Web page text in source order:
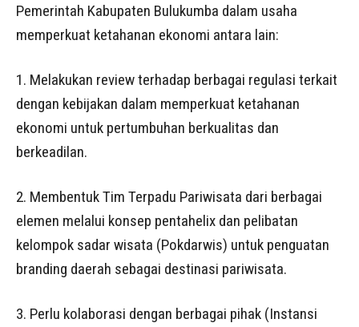
Pemerintah Kabupaten Bulukumba dalam usaha
memperkuat ketahanan ekonomi antara lain:
1. Melakukan review terhadap berbagai regulasi terkait
dengan kebijakan dalam memperkuat ketahanan
ekonomi untuk pertumbuhan berkualitas dan
berkeadilan.
2. Membentuk Tim Terpadu Pariwisata dari berbagai
elemen melalui konsep pentahelix dan pelibatan
kelompok sadar wisata (Pokdarwis) untuk penguatan
branding daerah sebagai destinasi pariwisata.
3. Perlu kolaborasi dengan berbagai pihak (Instansi